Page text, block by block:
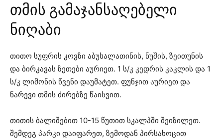
თმის გამაჯანსაღებელი
ნიღაბი
თითო სუფრის კოვზი აბუსალათინის, ნუშის, ზეითუნის
და ბირკავას ზეთები აურიეთ. 1 ს/კ კედრის კაკლის და 1
ს/კ ლიმონის წვენი დაუმატეთ. ფუნჯით აურიეთ და
ნარევი თმის ძირებზე წაისვით.
თითის ბალიშებით 10-15 წუთით სკალპში შეიზილეთ.
შემდეგ პარკი დაიფარეთ, ზემოდან პირსახოცით